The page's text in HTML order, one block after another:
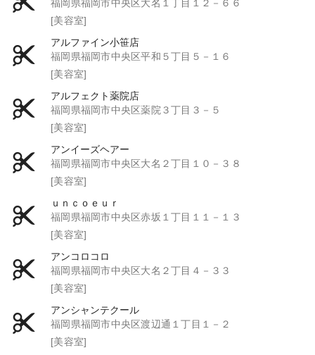
福岡県福岡市中央区大名１丁目１２－６６
[美容室]
アルファイン小笹店
福岡県福岡市中央区平和５丁目５－１６
[美容室]
アルフェクト薬院店
福岡県福岡市中央区薬院３丁目３－５
[美容室]
アンイーズヘアー
福岡県福岡市中央区大名２丁目１０－３８
[美容室]
ｕｎｃｏｅｕｒ
福岡県福岡市中央区赤坂１丁目１１－１３
[美容室]
アンコロコロ
福岡県福岡市中央区大名２丁目４－３３
[美容室]
アンシャンテクール
福岡県福岡市中央区渡辺通１丁目１－２
[美容室]